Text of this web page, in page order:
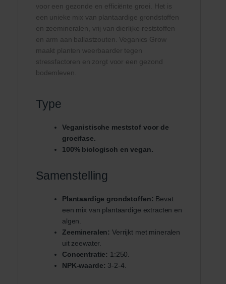
voor een gezonde en efficiënte groei. Het is
een unieke mix van plantaardige grondstoffen
en zeemineralen, vrij van dierlijke reststoffen
en arm aan ballastzouten. Veganics Grow
maakt planten weerbaarder tegen
stressfactoren en zorgt voor een gezond
bodemleven.
Type
Veganistische meststof voor de
groeifase.
100% biologisch en vegan.
Samenstelling
Plantaardige grondstoffen: Bevat
een mix van plantaardige extracten en
algen.
Zeemineralen: Verrijkt met mineralen
uit zeewater.
Concentratie: 1:250.
NPK-waarde: 3-2-4.